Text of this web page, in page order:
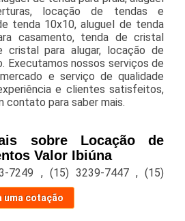
locação de tendas e
tenda 10x10, aluguel de tenda
casamento, tenda de cristal
cristal para alugar, locação de
Executamos nossos serviços de
e serviço de qualidade
e clientes satisfeitos,
contato para saber mais.
sobre Locação de
Valor Ibiúna
7249 , (15) 3239-7447 ,(15)
uma cotação